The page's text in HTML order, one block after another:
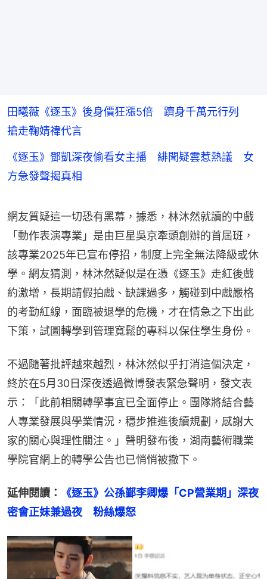
田曦薇《逐玉》後身價狂漲5倍 躋身千萬元行列
搶走鞠婧禕代言
《逐玉》鄧凱深夜偷看女主播 緋聞疑雲惹熱議 女
方急發聲揭真相
網友質疑這一切恐有黑幕，據悉，林沐然就讀的中戲
「動作表演專業」是由巨星吳京牽頭創辦的首屆班，
該專業2025年已宣布停招，制度上完全無法降級或休
學。網友猜測，林沐然疑似是在憑《逐玉》走紅後戲
約激增，長期請假拍戲、缺課過多，觸碰到中戲嚴格
的考勤紅線，面臨被退學的危機，才在情急之下出此
下策，試圖轉學到管理寬鬆的專科以保住學生身份。
不過隨著批評越來越烈，林沐然似乎打消這個決定，
終於在5月30日深夜透過微博發表緊急聲明，發文表
示：「此前相關轉學事宜已全面停止。團隊將結合藝
人專業發展與學業情況，穩步推進後續規劃，感謝大
家的關心與理性關注。」聲明發布後，湖南藝術職業
學院官網上的轉學公告也已悄悄被撤下。
延伸閱讀：
《逐玉》公孫鄞李卿爆「CP營業期」深夜
密會正妹兼過夜　粉絲爆怒